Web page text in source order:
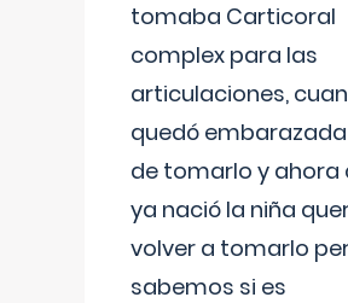
tomaba Carticoral
complex para las
articulaciones,
quedó
de tomarlo y ahora
ya nació la niña
volver a tomarlo
sabemos si es